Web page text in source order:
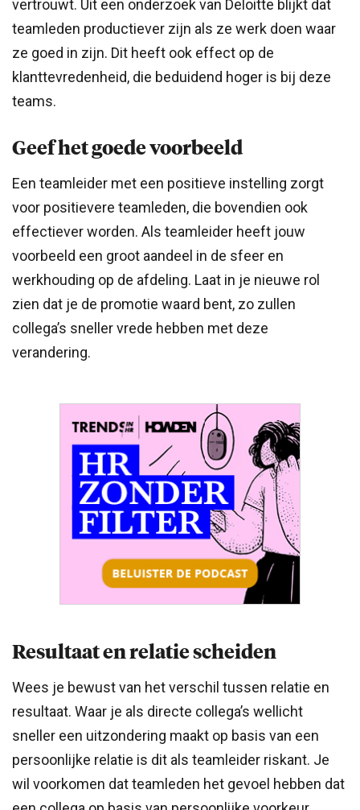
vertrouwt. Uit een onderzoek van Deloitte blijkt dat
teamleden productiever zijn als ze werk doen waar
ze goed in zijn. Dit heeft ook effect op de
klanttevredenheid, die beduidend hoger is bij deze
teams.
Geef het goede voorbeeld
Een teamleider met een positieve instelling zorgt
voor positievere teamleden, die bovendien ook
effectiever worden. Als teamleider heeft jouw
voorbeeld een groot aandeel in de sfeer en
werkhouding op de afdeling. Laat in je nieuwe rol
zien dat je de promotie waard bent, zo zullen
collega’s sneller vrede hebben met deze
verandering.
Resultaat en relatie scheiden
Wees je bewust van het verschil tussen relatie en
resultaat. Waar je als directe collega’s wellicht
sneller een uitzondering maakt op basis van een
persoonlijke relatie is dit als teamleider riskant. Je
wil voorkomen dat teamleden het gevoel hebben dat